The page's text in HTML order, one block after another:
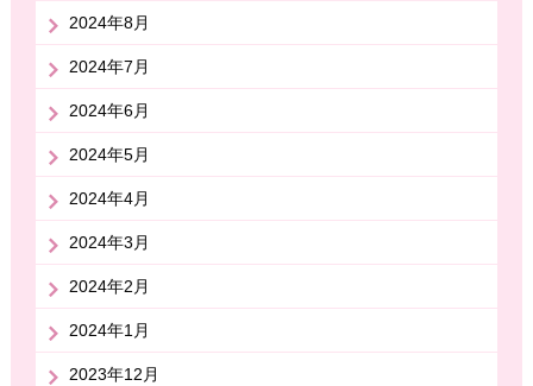
2024年8月
2024年7月
2024年6月
2024年5月
2024年4月
2024年3月
2024年2月
2024年1月
2023年12月